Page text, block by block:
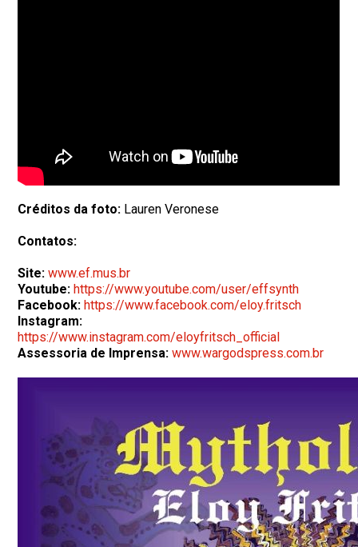
Créditos da foto: Lauren Veronese
Contatos:
Site: www.ef.mus.br
Youtube:https://www.youtube.com/user/effsynth
Facebook:https://www.facebook.com/eloy.fritsch
Instagram:
https://www.instagram.com/eloyfritsch_official
Assessoria de Imprensa: www.wargodspress.com.br